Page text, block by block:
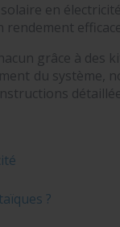
en
grâce à des
du système,
?